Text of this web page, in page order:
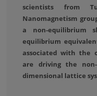
scientists from
Nanomagnetism
a non-equilibrium
equilibrium
associated with the
are driving the
dimensional lattice